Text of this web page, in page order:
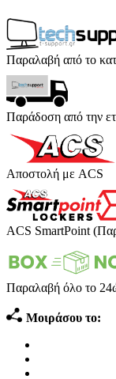
Παραλαβή από το
Παράδοση από την
Αποστολή με ACS
ACS SmartPoint
Παραλαβή όλο το
Μοιράσου το: